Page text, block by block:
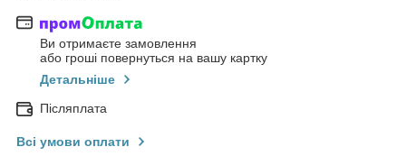
Ви отримаєте замовлення
або гроші повернуться на вашу картку
Детальніше
Післяплата
Всі умови оплати